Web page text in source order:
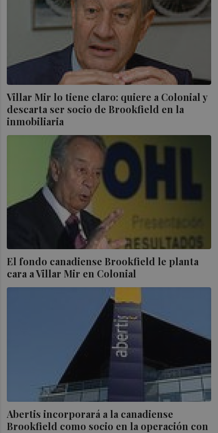
Villar Mir lo tiene claro: quiere a Colonial y
descarta ser socio de Brookfield en la
inmobiliaria
El fondo canadiense Brookfield le planta
cara a Villar Mir en Colonial
Abertis incorporará a la canadiense
Brookfield como socio en la operación con